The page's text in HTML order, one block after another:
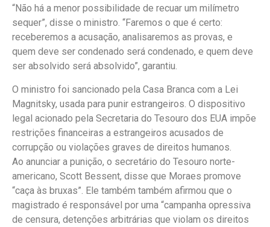
“Não há a menor possibilidade de recuar um milímetro
sequer”, disse o ministro. “Faremos o que é certo:
receberemos a acusação, analisaremos as provas, e
quem deve ser condenado será condenado, e quem deve
ser absolvido será absolvido”, garantiu.
O ministro foi sancionado pela Casa Branca com a Lei
Magnitsky, usada para punir estrangeiros. O dispositivo
legal acionado pela Secretaria do Tesouro dos EUA impõe
restrições financeiras a estrangeiros acusados de
corrupção ou violações graves de direitos humanos.
Ao anunciar a punição, o secretário do Tesouro norte-
americano, Scott Bessent, disse que Moraes promove
“caça às bruxas”. Ele também também afirmou que o
magistrado é responsável por uma “campanha opressiva
de censura, detenções arbitrárias que violam os direitos